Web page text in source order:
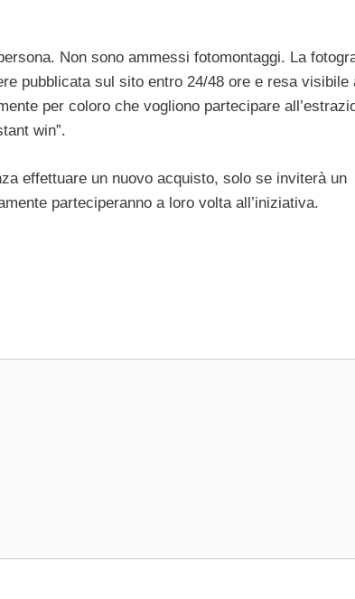
Non sono ammessi fotomontaggi. La
pubblicata sul sito entro 24/48 ore e resa visibile
per coloro che vogliono partecipare
win”.
effettuare un nuovo acquisto, solo se inviterà un
parteciperanno a loro volta all’iniziativa.